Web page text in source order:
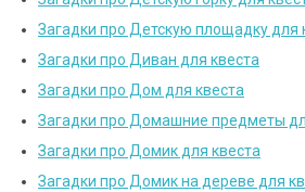
Загадки про Детскую площадку для
Загадки про Диван для квеста
Загадки про Дом для квеста
Загадки про Домашние предметы
Загадки про Домик для квеста
Загадки про Домик на дереве для